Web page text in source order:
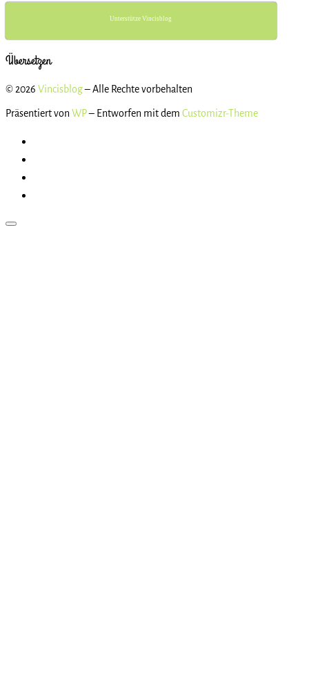
Unterstütze Vincisblog
Übersetzen
© 2026 Vincisblog– Alle Rechte vorbehalten
Präsentiert von WP– Entworfen mit dem Customizr-Theme